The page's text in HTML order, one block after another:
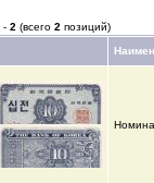
- 2 (всего 2 позиций)